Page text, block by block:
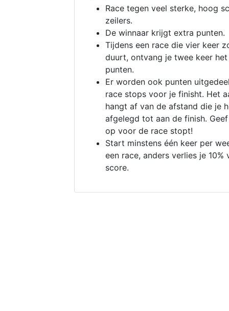
Race tegen veel sterke, hoog
zeilers.
De winnaar krijgt extra punten.
Tijdens een race die vier keer
duurt, ontvang je twee keer
punten.
Er worden ook punten
race stops voor je finisht. Het
hangt af van de afstand die je
afgelegd tot aan de finish.
op voor de race stopt!
Start minstens één keer per
een race, anders verlies je 10%
score.